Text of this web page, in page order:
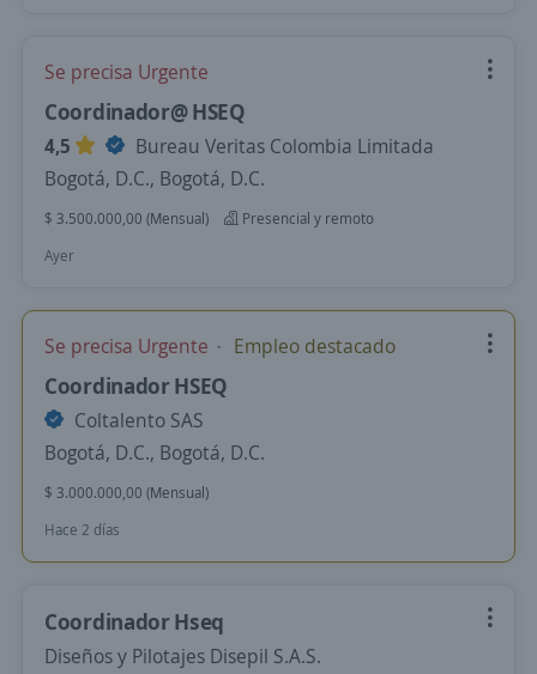
Se precisa Urgente
Coordinador@ HSEQ
4,5
Bureau Veritas Colombia Limitada
Bogotá, D.C., Bogotá, D.C.
$ 3.500.000,00 (Mensual)
Presencial y remoto
Ayer
Se precisa Urgente Empleo destacado
Coordinador HSEQ
Coltalento SAS
Bogotá, D.C., Bogotá, D.C.
$ 3.000.000,00 (Mensual)
Hace 2 días
Coordinador Hseq
Diseños y Pilotajes Disepil S.A.S.